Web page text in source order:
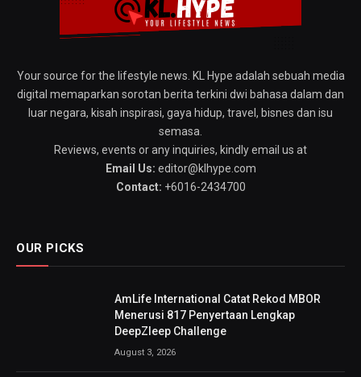
Your source for the lifestyle news. KL Hype adalah sebuah media
digital memaparkan sorotan berita terkini dwi bahasa dalam dan
luar negara, kisah inspirasi, gaya hidup, travel, bisnes dan isu
semasa.
Reviews, events or any inquiries, kindly email us at
Email Us: editor@klhype.com
Contact: +6016-2434700
OUR PICKS
AmLife International Catat Rekod MBOR
Menerusi 817 Penyertaan Lengkap
DeepZleep Challenge
August 3, 2026